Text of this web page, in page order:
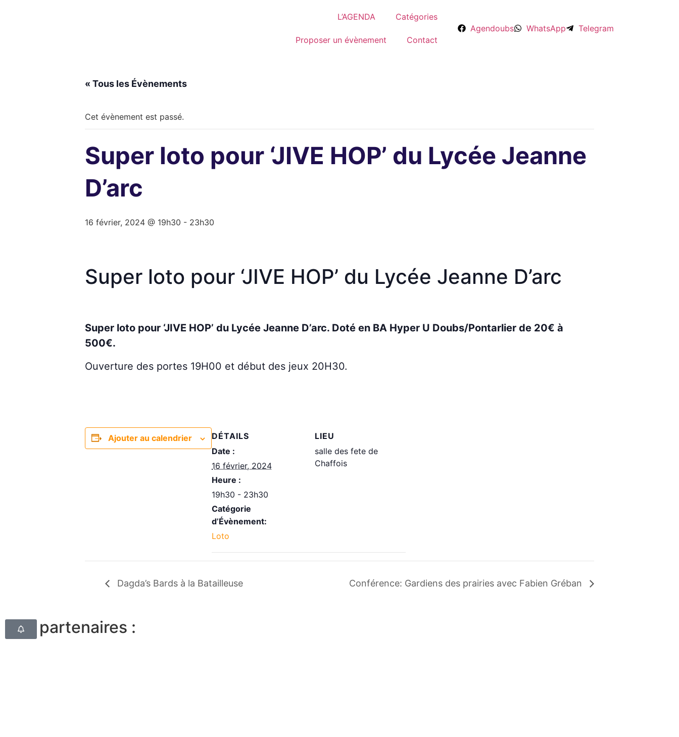
L’AGENDA Catégories
Proposer un évènement Contact
Agendoubs WhatsApp Telegram
« Tous les Évènements
Cet évènement est passé.
Super loto pour ‘JIVE HOP’ du Lycée Jeanne
D’arc
16 février, 2024 @ 19h30 - 23h30
Super loto pour ‘JIVE HOP’ du Lycée Jeanne D’arc
Super loto pour ‘JIVE HOP’ du Lycée Jeanne D’arc. Doté en BA Hyper U Doubs/Pontarlier de 20€ à
500€.
Ouverture des portes 19H00 et début des jeux 20H30.
Ajouter au calendrier
DÉTAILS
Date :
16 février, 2024
Heure :
19h30 - 23h30
Catégorie
d’Évènement:
Loto
LIEU
salle des fete de
Chaffois
Dagda’s Bards à la Batailleuse Conférence: Gardiens des prairies avec Fabien Gréban
Nos partenaires :